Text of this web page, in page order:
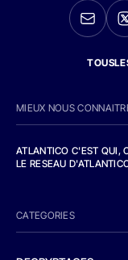
MIEUX NOUS
ATLANTICO C'EST QUI,
LE RESEAU
CATEGORIES